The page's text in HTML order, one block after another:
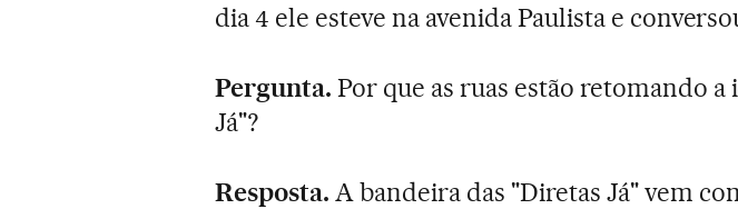
dia 4 ele esteve na avenida Paulista e
Pergunta. Por que as ruas estão retomando a
Já"?
Resposta. A bandeira das "Diretas Já" vem